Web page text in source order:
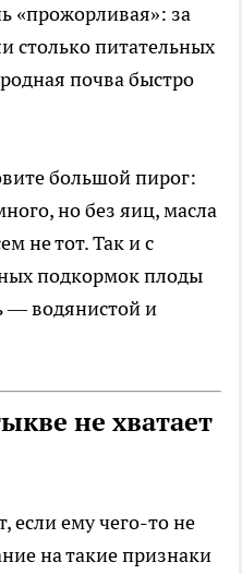
«прожорливая»: за
столько питательных
почва быстро
большой пирог:
но без яиц, масла
не тот. Так и с
подкормок плоды
— водянистой и
не хватает
если ему чего-то не
на такие признаки